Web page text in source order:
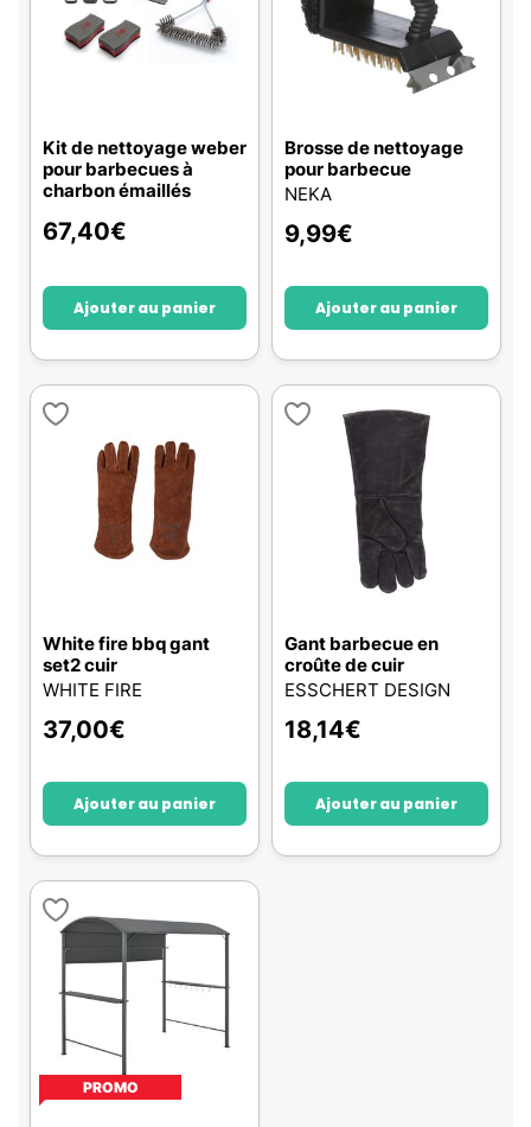
Kit de nettoyage weber
pour barbecues à
charbon émaillés
67,40€
Ajouter au panier
Brosse de nettoyage
pour barbecue
NEKA
9,99€
Ajouter au panier
White fire bbq gant
set2 cuir
WHITE FIRE
37,00€
Ajouter au panier
Gant barbecue en
croûte de cuir
ESSCHERT DESIGN
18,14€
Ajouter au panier
PROMO